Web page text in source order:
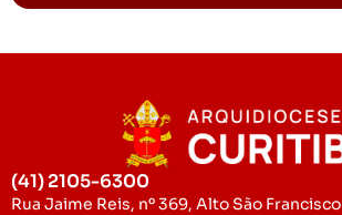
(41) 2105-6300
Rua Jaime Reis, nº 369, Alto São Francisco